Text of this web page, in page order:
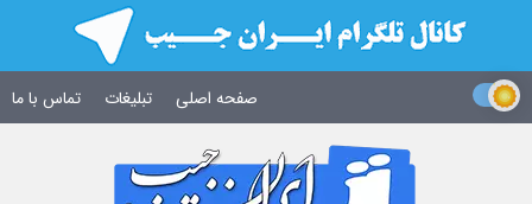
صفحه اصلی تبلیغات تماس با ما